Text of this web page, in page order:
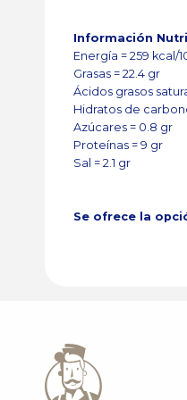
Información
Energía = 259 kcal/
Grasas = 22.4 gr
Ácidos grasos
Hidratos de
Azúcares = 0.8 gr
Proteínas = 9 gr
Sal = 2.1 gr
Se ofrece la